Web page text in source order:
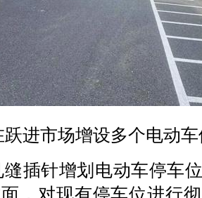
进市场增设多个电动
缝插针增划电动车停车
，对现有停车位进行